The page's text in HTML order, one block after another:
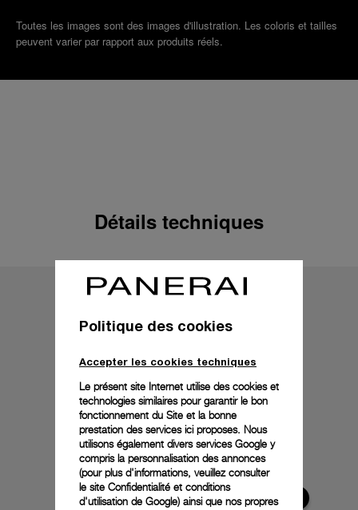
Toutes les images sont des images d'illustration. Les coloris et tailles
peuvent varier par rapport aux produits réels.
Détails techniques
Politique des cookies
Accepter les cookies techniques
Le présent site Internet utilise des cookies et
technologies similaires pour garantir le bon
fonctionnement du Site et la bonne
prestation des services ici proposes. Nous
utilisons également divers services Google y
compris la personnalisation des annonces
(pour plus d'informations, veuillez consulter
le site Confidentialité et conditions
d'utilisation de Google) ainsi que nos propres